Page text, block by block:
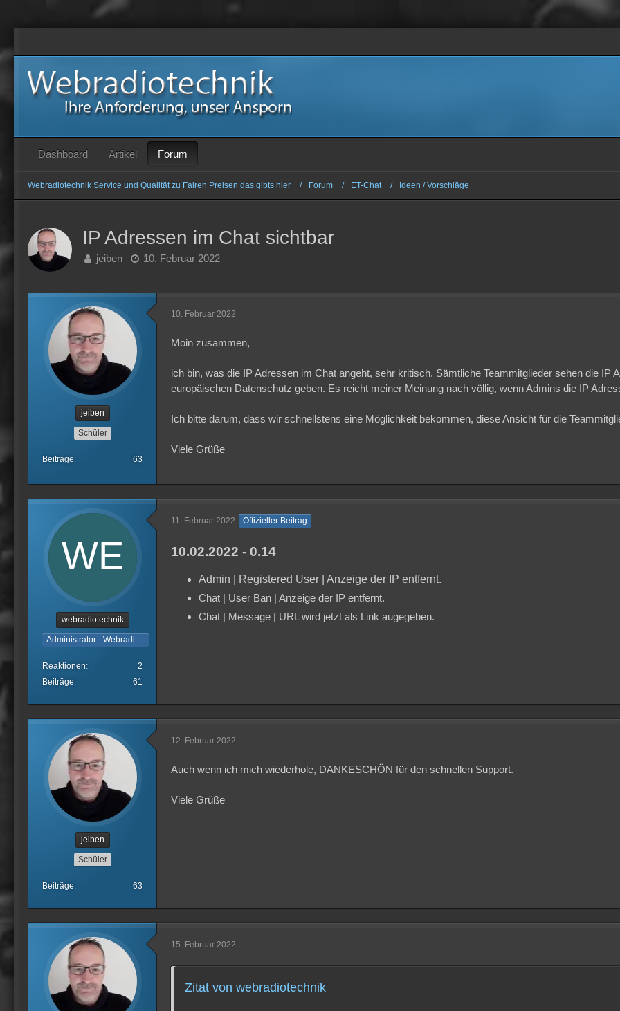
Dashboard Artikel Forum
Webradiotechnik Service und Qualität zu Fairen Preisen das gibts hier Forum ET-Chat Ideen / Vorschläge
IP Adressen im Chat sichtbar
jeiben 10. Februar 2022
jeiben
Schüler
Beiträge 63
10. Februar 2022
Moin zusammen,
ich bin, was die IP Adressen im Chat angeht, sehr kritisch. Sämtliche Teammitglieder sehen die
europäischen Datenschutz geben. Es reicht meiner Meinung nach völlig, wenn Admins die IP
Ich bitte darum, dass wir schnellstens eine Möglichkeit bekommen, diese Ansicht für die
Viele Grüße
webradiotechnik
Reaktionen
2
Beiträge
61
11. Februar 2022 Offizieller Beitrag
10.02.2022 - 0.14
Admin | Registered User | Anzeige der IP entfernt.
Chat | User Ban | Anzeige der IP entfernt.
Chat | Message | URL wird jetzt als Link augegeben.
jeiben
Schüler
Beiträge 63
12. Februar 2022
Auch wenn ich mich wiederhole, DANKESCHÖN für den schnellen Support.
Viele Grüße
15. Februar 2022
Zitat von webradiotechnik